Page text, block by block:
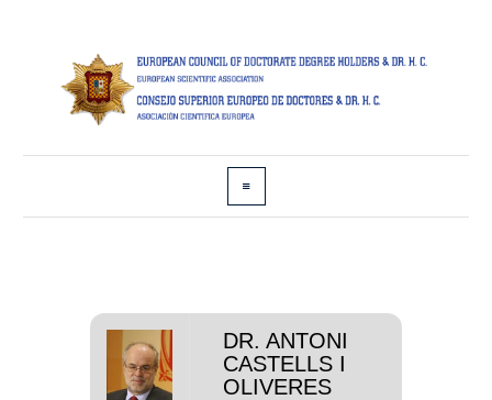
DR. ANTONI
CASTELLS I
OLIVERES